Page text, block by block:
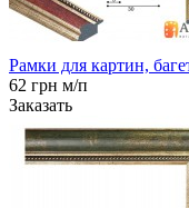
Рамки для картин,
62 грн м/п
Заказать